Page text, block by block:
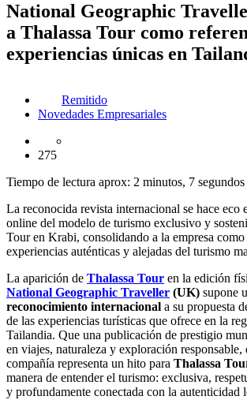
National Geographic
a Thalassa Tour como
experiencias únicas en
Remitido
Novedades Empresariales
275
Tiempo de lectura aprox: 2 minutos, 7 segundos
La reconocida revista internacional se hace eco
online del modelo de turismo exclusivo y
Tour en Krabi, consolidando a la empresa como
experiencias auténticas y alejadas del turismo
La aparición de Thalassa Tour en la edición
National Geographic Traveller (UK) supone
reconocimiento internacional a su propuesta
de las experiencias turísticas que ofrece en la
Tailandia. Que una publicación de prestigio
en viajes, naturaleza y exploración responsable,
compañía representa un hito para Thalassa
manera de entender el turismo: exclusiva,
y profundamente conectada con la autenticidad